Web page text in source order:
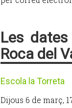
Les
Roca del
Escola la Torreta
Dijous 6 de març,